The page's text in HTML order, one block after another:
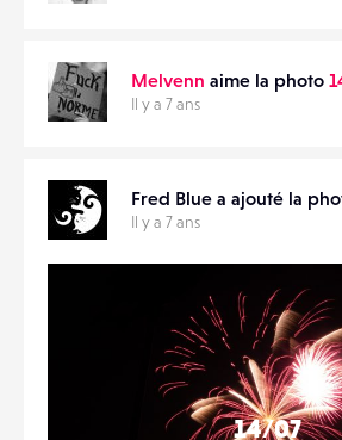
Melvenn aime la photo
Il y a 7 ans
Fred Blue a ajouté la
Il y a 7 ans
14/07